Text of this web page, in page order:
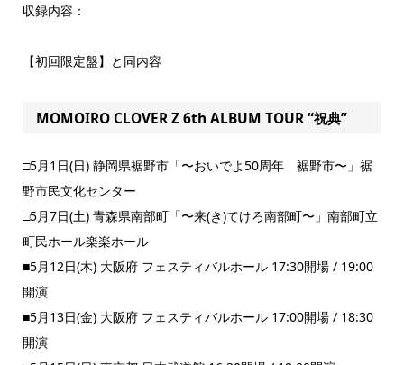
収録内容：
【初回限定盤】と同内容
MOMOIRO CLOVER Z 6th ALBUM TOUR “祝典”
□5月1日(日) 静岡県裾野市「〜おいでよ50周年 裾野市〜」裾
野市民文化センター
□5月7日(土) 青森県南部町「〜来(き)てけろ南部町〜」南部町立
町民ホール楽楽ホール
■5月12日(木) 大阪府 フェスティバルホール 17:30開場 / 19:00
開演
■5月13日(金) 大阪府 フェスティバルホール 17:00開場 / 18:30
開演